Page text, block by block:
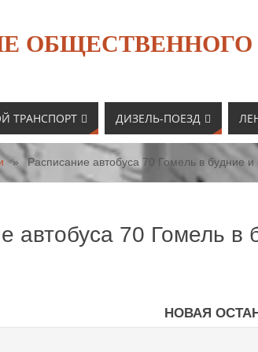
ОБЩЕСТВЕННОГО
ТРАНСПОРТ ДИЗЕЛЬ-ПОЕЗД
» Расписание автобуса 70 Гомель в будние и
автобуса 70 Гомель в
НОВАЯ